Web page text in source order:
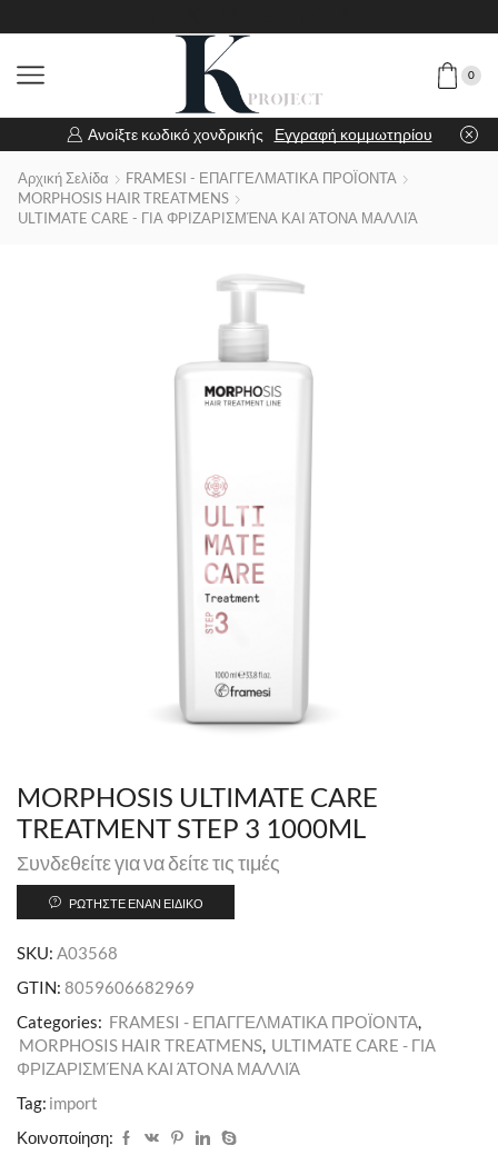
0
Ανοίξτε κωδικό χονδρικής Εγγραφή κομμωτηρίου
Αρχική Σελίδα
FRAMESI - ΕΠΑΓΓΕΛΜΑΤΙΚΑ ΠΡΟΪΟΝΤΑ
MORPHOSIS HAIR TREATMENS
ULTIMATE CARE - ΓΙΑ ΦΡΙΖΑΡΙΣΜΈΝΑ ΚΑΙ ΆΤΟΝΑ ΜΑΛΛΙΆ
MORPHOSIS ULTIMATE CARE
TREATMENT STEP 3 1000ML
Συνδεθείτε για να δείτε τις τιμές
ΡΩΤΉΣΤΕ ΈΝΑΝ ΕΙΔΙΚΌ
SKU: A03568
GTIN: 8059606682969
Categories: FRAMESI - ΕΠΑΓΓΕΛΜΑΤΙΚΑ ΠΡΟΪΟΝΤΑ,
MORPHOSIS HAIR TREATMENS, ULTIMATE CARE - ΓΙΑ
ΦΡΙΖΑΡΙΣΜΈΝΑ ΚΑΙ ΆΤΟΝΑ ΜΑΛΛΙΆ
Tag: import
Κοινοποίηση: